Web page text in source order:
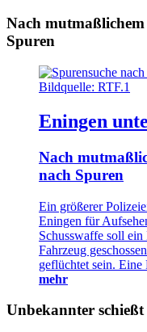
Nach mutmaßlichem
Spuren
Eningen
Nach
nach Spuren
Ein größerer
Eningen für
Schusswaffe soll
Fahrzeug
geflüchtet sein. Eine
mehr
Unbekannter